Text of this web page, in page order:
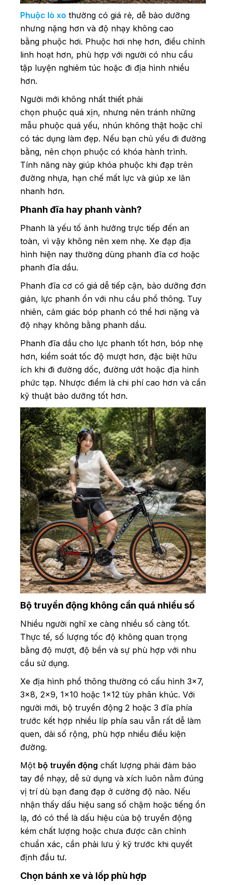
Phuộc lò xo thường có giá rẻ, dễ bảo dưỡng
nhưng nặng hơn và độ nhạy không cao
bằng phuộc hơi. Phuộc hơi nhẹ hơn, điều chỉnh
linh hoạt hơn, phù hợp với người có nhu cầu
tập luyện nghiêm túc hoặc đi địa hình nhiều
hơn.
Người mới không nhất thiết phải
chọn phuộc quá xịn, nhưng nên tránh những
mẫu phuộc quá yếu, nhún không thật hoặc chỉ
có tác dụng làm đẹp. Nếu bạn chủ yếu đi đường
bằng, nên chọn phuộc có khóa hành trình.
Tính năng này giúp khóa phuộc khi đạp trên
đường nhựa, hạn chế mất lực và giúp xe lăn
nhanh hơn.
Phanh đĩa hay phanh vành?
Phanh là yếu tố ảnh hưởng trực tiếp đến an
toàn, vì vậy không nên xem nhẹ. Xe đạp địa
hình hiện nay thường dùng phanh đĩa cơ hoặc
phanh đĩa dầu.
Phanh đĩa cơ có giá dễ tiếp cận, bảo dưỡng đơn
giản, lực phanh ổn với nhu cầu phổ thông. Tuy
nhiên, cảm giác bóp phanh có thể hơi nặng và
độ nhạy không bằng phanh dầu.
Phanh đĩa dầu cho lực phanh tốt hơn, bóp nhẹ
hơn, kiểm soát tốc độ mượt hơn, đặc biệt hữu
ích khi đi đường dốc, đường ướt hoặc địa hình
phức tạp. Nhược điểm là chi phí cao hơn và cần
kỹ thuật bảo dưỡng tốt hơn.
Bộ truyền động không cần quá nhiều số
Nhiều người nghĩ xe càng nhiều số càng tốt.
Thực tế, số lượng tốc độ không quan trọng
bằng độ mượt, độ bền và sự phù hợp với nhu
cầu sử dụng.
Xe địa hình phổ thông thường có cấu hình 3x7,
3x8, 2x9, 1x10 hoặc 1x12 tùy phân khúc. Với
người mới, bộ truyền động 2 hoặc 3 đĩa phía
trước kết hợp nhiều líp phía sau vẫn rất dễ làm
quen, dải số rộng, phù hợp nhiều điều kiện
đường.
Một bộ truyền động chất lượng phải đảm bảo
tay đề nhạy, dễ sử dụng và xích luôn nằm đúng
vị trí dù bạn đang đạp ở cường độ nào. Nếu
nhận thấy dấu hiệu sang số chậm hoặc tiếng ồn
lạ, đó có thể là dấu hiệu của bộ truyền động
kém chất lượng hoặc chưa được căn chỉnh
chuẩn xác, cần phải lưu ý kỹ trước khi quyết
định đầu tư.
Chọn bánh xe và lốp phù hợp